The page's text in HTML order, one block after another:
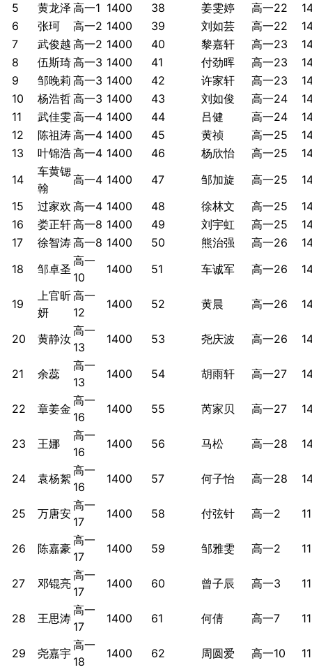
5
黄龙泽 高一1 1400 38 姜雯婷 高一22
6
张珂 高一2 1400 39 刘如芸 高一22
7
武俊越 高一2 1400 40 黎嘉轩 高一23
8
伍斯琦高一3 1400 41 付劲晖 高一23
9
邹晚莉 高一3 1400 42 许家轩 高一23
10
杨浩哲高一3 1400 43 刘如俊 高一24
11
武佳雯 高一4 1400 44 吕健 高一24
12
陈祖涛高一4 1400 45 黄祯 高一25
13
叶锦浩高一4 1400 46 杨欣怡 高一25
14
车黄锶
翰
高一4 1400 47 邹加旋 高一25
15
过家欢 高一4 1400 48 徐林文 高一25
16
娄正轩高一8 1400 49 刘宇虹 高一25
17
徐智涛高一8 1400 50 熊治强 高一26
18
邹卓圣
高一
10
1400 51 车诚军 高一26
19
上官昕
妍
高一
12
1400 52 黄晨 高一26
20 黄静汝
高一
13
1400 53 尧庆波 高一26
21 余蕊
高一
13
1400 54 胡雨轩 高一27
22 章姜金
高一
16
1400 55 芮家贝 高一27
23 王娜
高一
16
1400 56 马松 高一28
24 袁杨絮
高一
16
1400 57 何子怡 高一28
25 万唐安
高一
17
1400 58 付弦针 高一2
26 陈嘉豪
高一
17
1400 59 邹雅雯 高一2
27 邓锟亮
高一
17
1400 60 曾子辰 高一3
28 王思涛
高一
17
1400 61 何倩 高一7
29 尧嘉宇
高一
18
1400 62 周圆爱 高一10